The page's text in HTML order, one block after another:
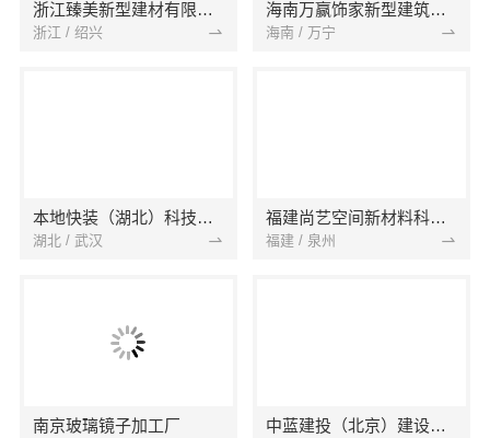
浙江臻美新型建材有限公司
浙江 / 绍兴
海南万赢饰家新型建筑材料有限公司
海南 / 万宁
本地快装（湖北）科技有限公司
湖北 / 武汉
福建尚艺空间新材料科技有限公司
福建 / 泉州
南京玻璃镜子加工厂 中蓝建投（北京）建设有限公司四川第一分公司